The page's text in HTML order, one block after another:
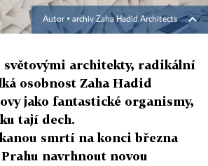
Autor ▪ archiv Zaha Hadid Architects
světovými architekty, radikální
osobnost Zaha Hadid
jako fantastické organismy,
tají dech.
smrtí na konci března
navrhnout novou